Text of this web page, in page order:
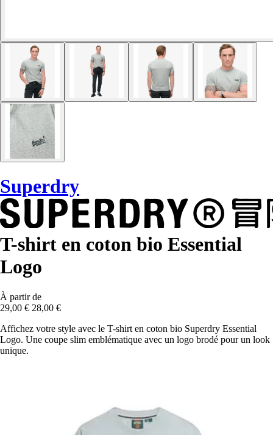
Superdry
T-shirt en coton bio Essential
Logo
À partir de
29,00 € 28,00 €
Affichez votre style avec le T-shirt en coton bio Superdry Essential
Logo. Une coupe slim emblématique avec un logo brodé pour un look
unique.